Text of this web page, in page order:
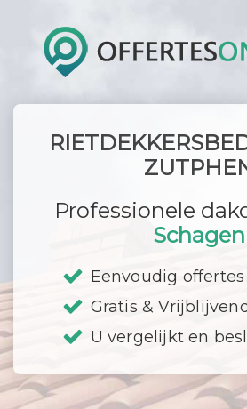
Professionele
Schagen
Eenvoudig
Gratis & Vrijblijvend
U vergelijkt en